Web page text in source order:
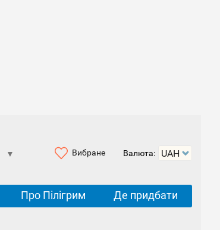
▼ Вибране Валюта:
Про Пілігрим Де придбати